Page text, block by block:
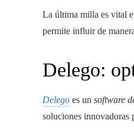
La última milla es vital
permite influir de
Delego:
Delego es un software
soluciones innovadoras